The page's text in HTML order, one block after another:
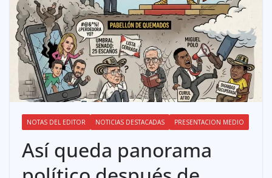
NOTAS DEL EDITOR NOTICIAS DESTACADAS PRESENTACION MEDIO
Así queda panorama